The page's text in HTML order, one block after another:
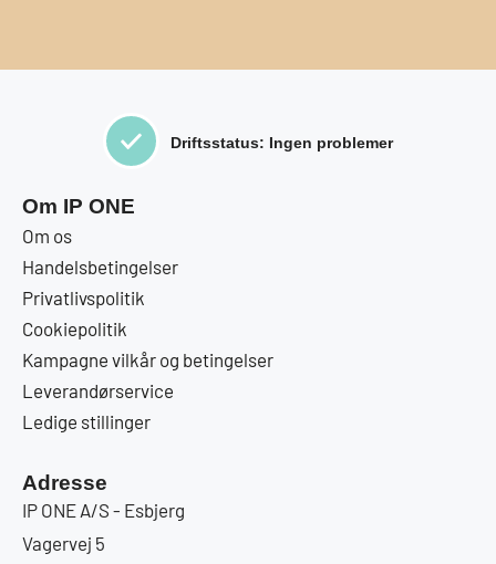
Driftsstatus: Ingen problemer
Om IP ONE
Om os
Handelsbetingelser
Privatlivspolitik
Cookiepolitik
Kampagne vilkår og betingelser
Leverandørservice
Ledige stillinger
Adresse
IP ONE A/S - Esbjerg
Vagervej 5